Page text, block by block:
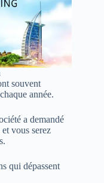
souvent
année.
a demandé
vous serez
qui dépassent